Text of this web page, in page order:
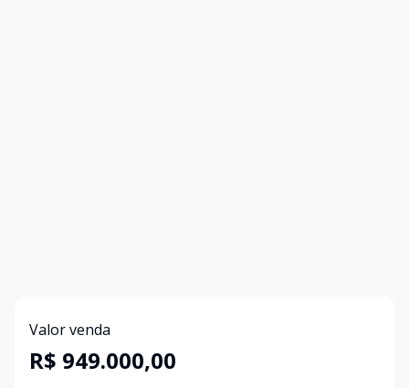
Valor venda
R$ 949.000,00